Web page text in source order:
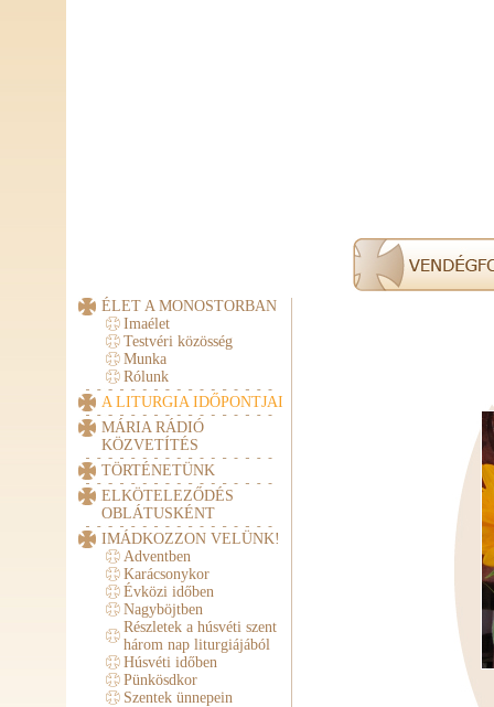
ÉLET A MONOSTORBAN
Imaélet
Testvéri közösség
Munka
Rólunk
A LITURGIA IDŐPONTJAI
MÁRIA RÁDIÓ
KÖZVETÍTÉS
TÖRTÉNETÜNK
ELKÖTELEZŐDÉS
OBLÁTUSKÉNT
IMÁDKOZZON VELÜNK!
Adventben
Karácsonykor
Évközi időben
Nagyböjtben
Részletek a húsvéti szent
három nap liturgiájából
Húsvéti időben
Pünkösdkor
Szentek ünnepein